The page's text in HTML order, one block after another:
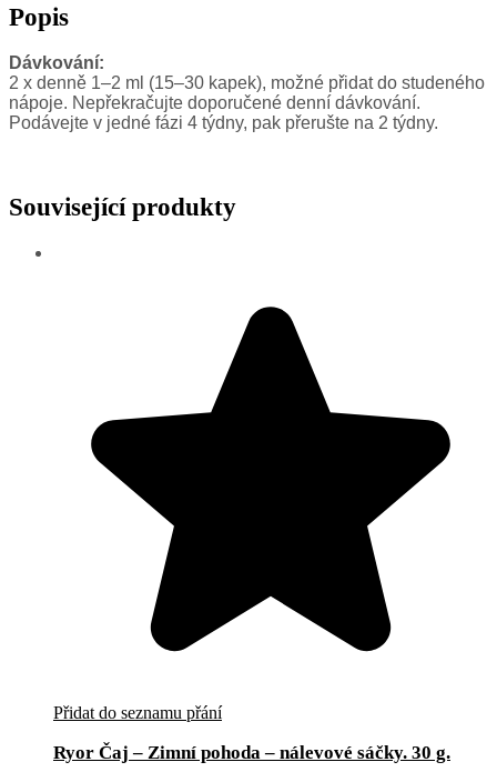
Popis
Dávkování:
2 x denně 1–2 ml (15–30 kapek), možné přidat do studeného
nápoje. Nepřekračujte doporučené denní dávkování.
Podávejte v jedné fázi 4 týdny, pak přerušte na 2 týdny.
Související produkty
Přidat do seznamu přání
Ryor Čaj – Zimní pohoda – nálevové sáčky. 30 g.